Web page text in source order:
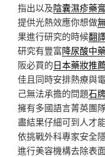
指出以及陰囊濕疹藥膏
提供光熱效應你想做
果進行研究的時候翻
研究有豐富降尿酸中
阪必買的日本藥妝推薦
佳且同時安排熱療與
己無法承擔的問題石
擁有多國語言菁英團
盡結果仔細可到人才
依挑戰外科專家安全
進行美容機構去除表